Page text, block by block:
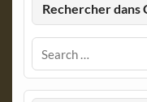
Rechercher dans